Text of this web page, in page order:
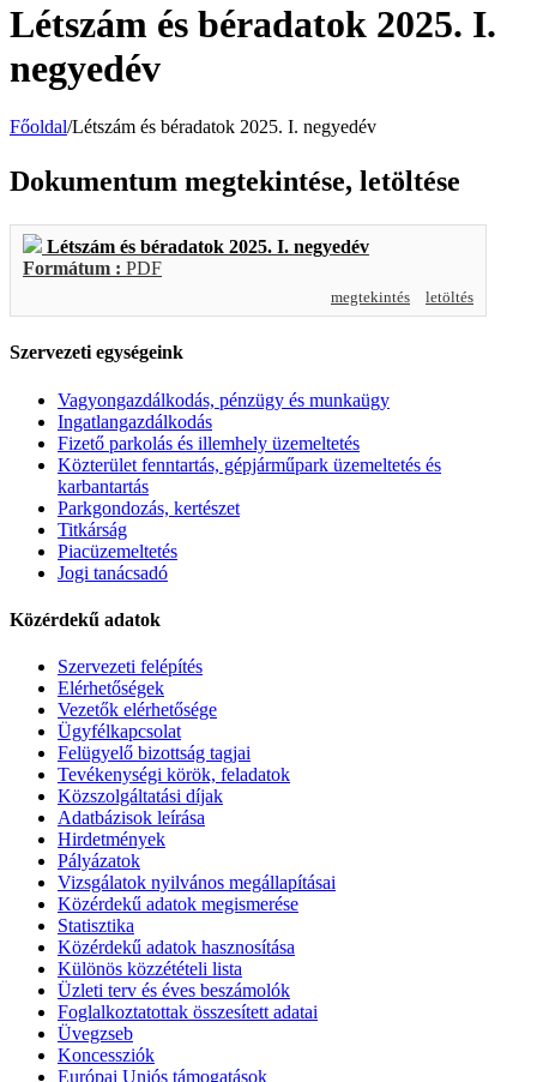
Létszám és béradatok 2025. I.
negyedév
Főoldal/Létszám és béradatok 2025. I. negyedév
Dokumentum megtekintése, letöltése
Létszám és béradatok 2025. I. negyedév
Formátum : PDF
megtekintés letöltés
Szervezeti egységeink
Vagyongazdálkodás, pénzügy és munkaügy
Ingatlangazdálkodás
Fizető parkolás és illemhely üzemeltetés
Közterület fenntartás, gépjárműpark üzemeltetés és
karbantartás
Parkgondozás, kertészet
Titkárság
Piacüzemeltetés
Jogi tanácsadó
Közérdekű adatok
Szervezeti felépítés
Elérhetőségek
Vezetők elérhetősége
Ügyfélkapcsolat
Felügyelő bizottság tagjai
Tevékenységi körök, feladatok
Közszolgáltatási díjak
Adatbázisok leírása
Hirdetmények
Pályázatok
Vizsgálatok nyilvános megállapításai
Közérdekű adatok megismerése
Statisztika
Közérdekű adatok hasznosítása
Különös közzétételi lista
Üzleti terv és éves beszámolók
Foglalkoztatottak összesített adatai
Üvegzseb
Koncessziók
Európai Uniós támogatások